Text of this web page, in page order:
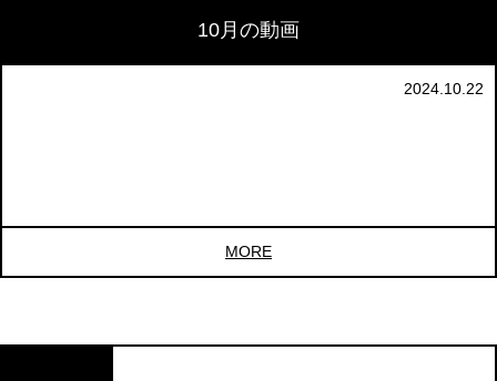
10月の動画
2024.10.22
MORE